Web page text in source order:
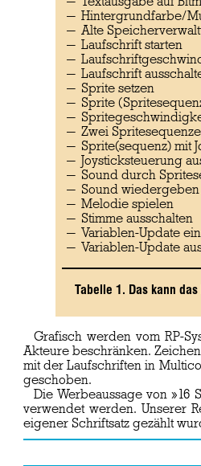
Hintergrundfarbe/
Alte
Laufschrift starten
Laufschrift
Sprite setzen
Sprite
Zwei
Sprite(sequenz) mit
Joysticksteuerung
Sound durch
Sound wiedergeben
Melodie spielen
Stimme ausschalten
Variablen-Update
Variablen-Update
Tabelle 1. Das kann
Grafisch werden vom RP-
Akteure beschränken.
mit der Laufschriften in
geschoben.
Die Werbeaussage von
verwendet werden. Unserer
eigener Schriftsatz gezählt